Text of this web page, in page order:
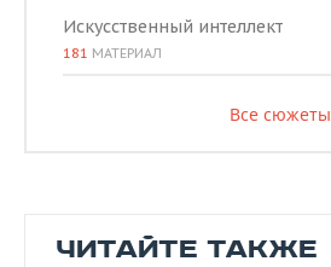
Искусственный интеллект
181 МАТЕРИАЛ
Все сюжеты
ЧИТАЙТЕ ТАКЖЕ